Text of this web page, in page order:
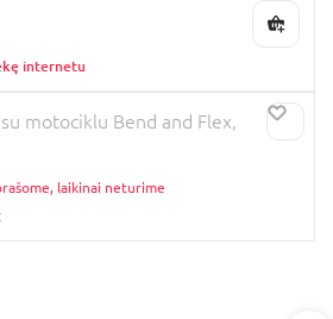
internetu
motociklu Bend and Flex,
laikinai neturime